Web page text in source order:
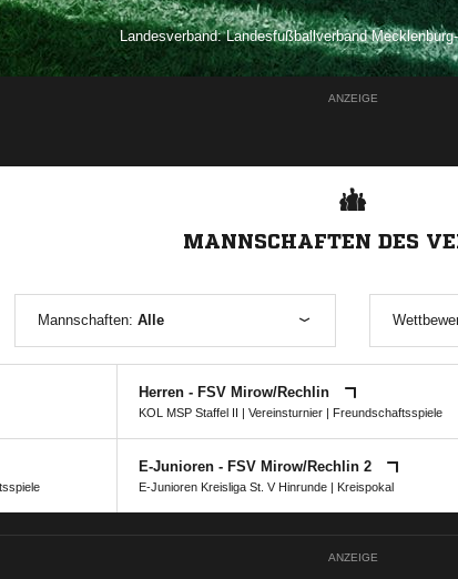
Landesverband:Landesfußballverband
ANZEIGE
MANNSCHAFTEN DES
Mannschaften: Alle
Herren - FSV Mirow/​Rechlin
KOL MSP Staffel II | Vereinsturnier| Freundschaftsspiele
E-Junioren - FSV Mirow/​Rechlin 2
E-Junioren Kreisliga St. V Hinrunde| Kreispokal
ANZEIGE